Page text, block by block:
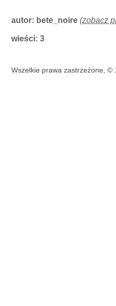
autor: bete_noire (zobacz
wieści: 3
Wszelkie prawa zastrzeżone, ©